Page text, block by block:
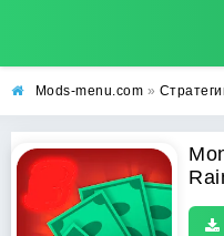
Mods-menu.com »